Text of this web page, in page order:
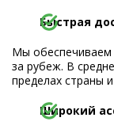
Быстрая
Мы обеспечиваем
за рубеж. В
пределах страны
Широкий